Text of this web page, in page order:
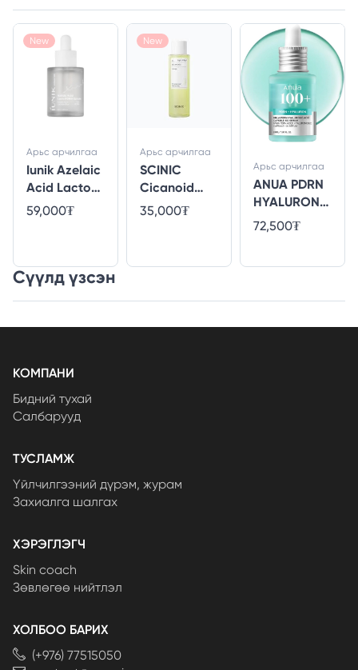
New
Iunik Azelaic
Acid Lacto
PDRN Serum
Арьс арчилгаа
59,000₮
New
SCINIC
Cicanoid
Toner
Арьс арчилгаа
35,000₮
ANUA PDRN
HYALURONI
C ACID
CAPSULE 100
Арьс арчилгаа
72,500₮
Сүүлд үзсэн
КОМПАНИ
Бидний тухай
Салбарууд
ТУСЛАМЖ
Үйлчилгээний дүрэм, журам
Захиалга шалгах
ХЭРЭГЛЭГЧ
Skin coach
Зөвлөгөө нийтлэл
ХОЛБОО БАРИХ
(+976) 77515050